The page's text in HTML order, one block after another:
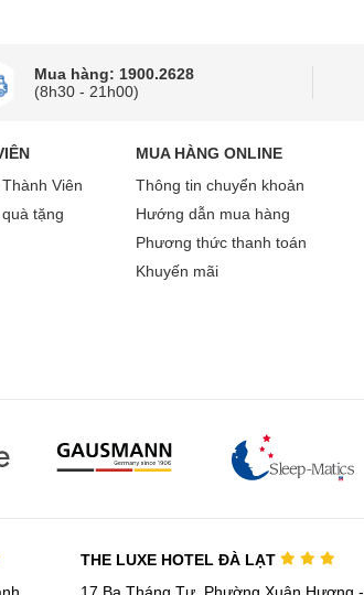
Mua hàng: 1900.2628
(8h30 - 21h00)
Viên
tặng
MUA HÀNG ONLINE
Thông tin chuyển khoản
Hướng dẫn mua hàng
Phương thức thanh toán
Khuyến mãi
THE LUXE HOTEL ĐÀ LẠT